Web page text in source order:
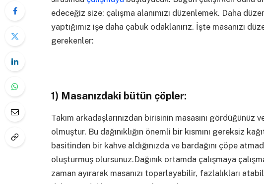
edeceğiz size: çalışma alanımızı düzenlemek. Daha
yaptığımız işe daha çabuk odaklanırız. İşte masanızı
gerekenler:
1) Masanızdaki bütün çöpler:
Takım arkadaşlarınızdan birisinin masasını gördüğünüz
olmuştur. Bu dağınıklığın önemli bir kısmını gereksiz
basitinden bir kahve aldığınızda ve bardağını çöpe
oluşturmuş olursunuz.Dağınık ortamda çalışmaya
zaman ayırarak masanızı toparlayabilir, fazlalıkları